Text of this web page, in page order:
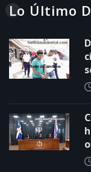
Lo Último